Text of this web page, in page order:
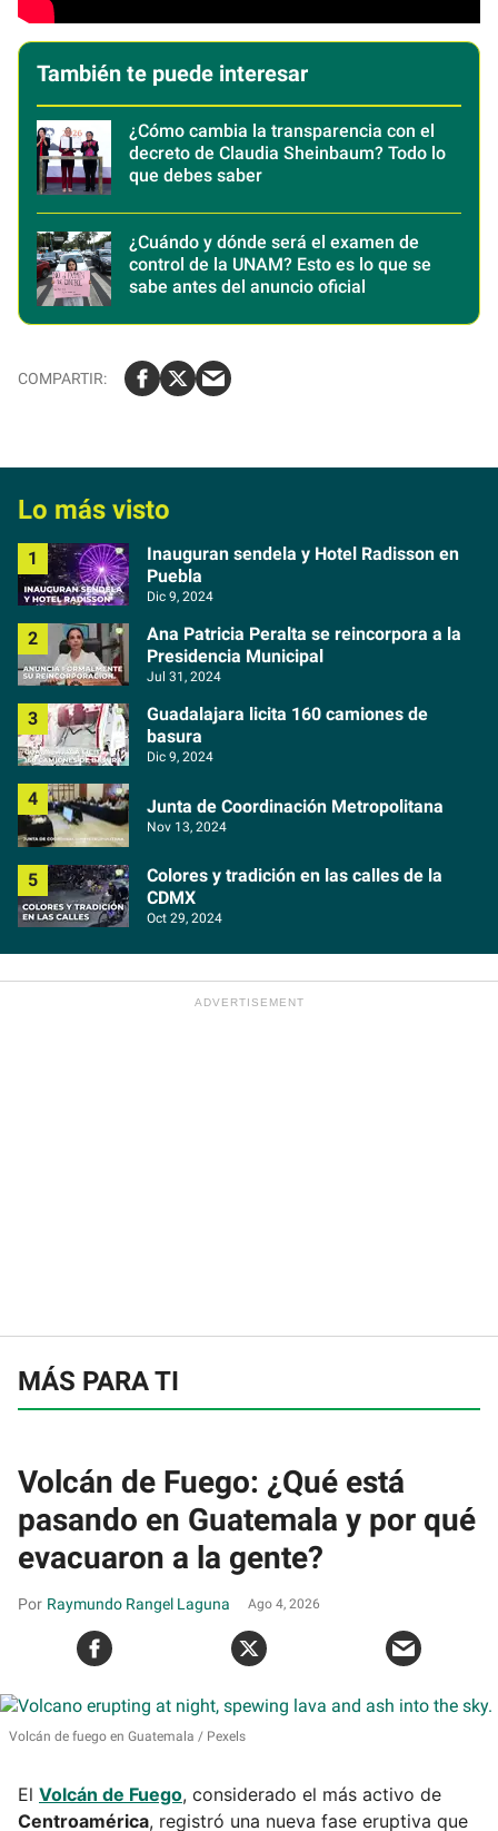
También te puede interesar
¿Cómo cambia la transparencia con el
decreto de Claudia Sheinbaum? Todo lo
que debes saber
¿Cuándo y dónde será el examen de
control de la UNAM? Esto es lo que se
sabe antes del anuncio oficial
Lo más visto
Inauguran sendela y Hotel Radisson en
Puebla
Dic 9, 2024
Ana Patricia Peralta se reincorpora a la
Presidencia Municipal
Jul 31, 2024
Guadalajara licita 160 camiones de
basura
Dic 9, 2024
Junta de Coordinación Metropolitana
Nov 13, 2024
Colores y tradición en las calles de la
CDMX
Oct 29, 2024
MÁS PARA TI
Volcán de Fuego: ¿Qué está
pasando en Guatemala y por qué
evacuaron a la gente?
Raymundo Rangel Laguna Ago 4, 2026
Volcán de fuego en Guatemala Pexels
El Volcán de Fuego, considerado el más activo de
Centroamérica, registró una nueva fase eruptiva que